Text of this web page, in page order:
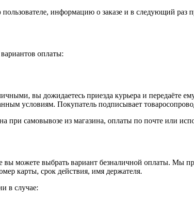
информацию о заказе и в следующий раз
оплаты:
вы дожидаетесь приезда курьера и передаёте
условиям. Покупатель подписывает
при самовывозе из магазина, оплаты по почте или
вы можете выбрать вариант безналичной оплаты. Мы
карты, срок действия, имя держателя.
в случае: